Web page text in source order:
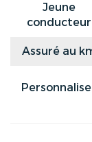
Jeune
conducteur
Assuré au